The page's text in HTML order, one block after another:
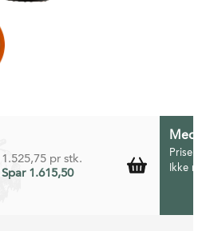
1.525,75 pr stk.
Spar 1.615,50
Prisen
Ikke